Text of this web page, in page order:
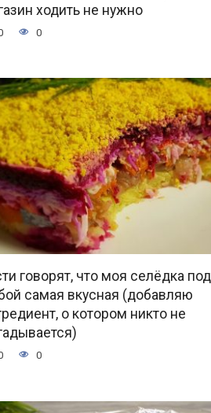
ходить не нужно
0
говорят, что моя селёдка под
самая вкусная (добавляю
о котором никто не
0